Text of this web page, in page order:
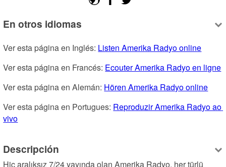
En otros idiomas
Ver esta página en Inglés: Listen Amerika Radyo online
Ver esta página en Francés: Ecouter Amerika Radyo en ligne
Ver esta página en Alemán: Hören Amerika Radyo online
Ver esta página en Portugues: Reproduzir Amerika Radyo ao
vivo
Descripción
Hiç aralıksız 7/24 yayında olan Amerika Radyo, her türlü